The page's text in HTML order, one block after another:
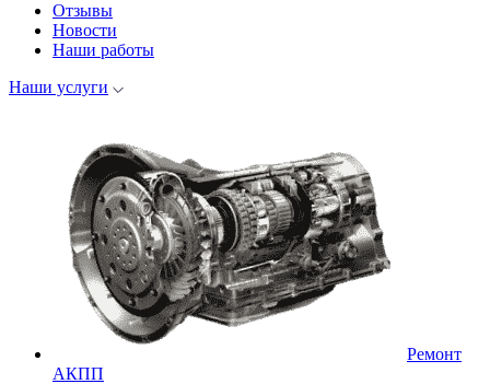
Отзывы
Новости
Наши работы
Наши услуги
Ремонт
АКПП